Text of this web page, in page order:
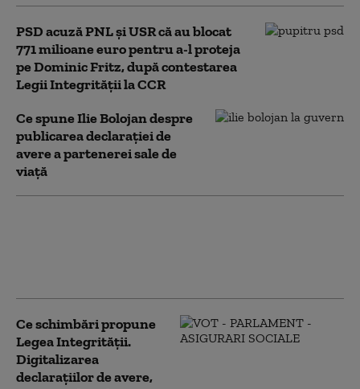
PSD acuză PNL şi USR că au blocat
771 milioane euro pentru a-l proteja
pe Dominic Fritz, după contestarea
Legii Integrității la CCR
Ce spune Ilie Bolojan despre
publicarea declarației de
avere a partenerei sale de
viață
Ce schimbări propune
Legea Integrității.
Digitalizarea
declarațiilor de avere,